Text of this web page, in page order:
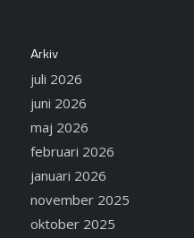
Arkiv
juli 2026
juni 2026
maj 2026
februari 2026
januari 2026
november 2025
oktober 2025